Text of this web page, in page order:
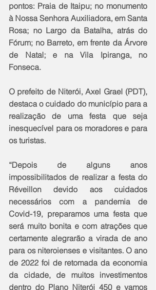
pontos: Praia de Itaipu; no monumento
à Nossa Senhora Auxiliadora, em Santa
Rosa; no Largo da Batalha, atrás do
Fórum; no Barreto, em frente da Árvore
de Natal; e na Vila Ipiranga, no
Fonseca.
O prefeito de Niterói, Axel Grael (PDT),
destaca o cuidado do município para a
realização de uma festa que seja
inesquecível para os moradores e para
os turistas.
“Depois de alguns anos
impossibilitados de realizar a festa do
Réveillon devido aos cuidados
necessários com a pandemia de
Covid-19, preparamos uma festa que
será muito bonita e com atrações que
certamente alegrarão a virada de ano
para os niteroienses e visitantes. O ano
de 2022 foi de retomada da economia
da cidade, de muitos investimentos
dentro do Plano Niterói 450 e vamos